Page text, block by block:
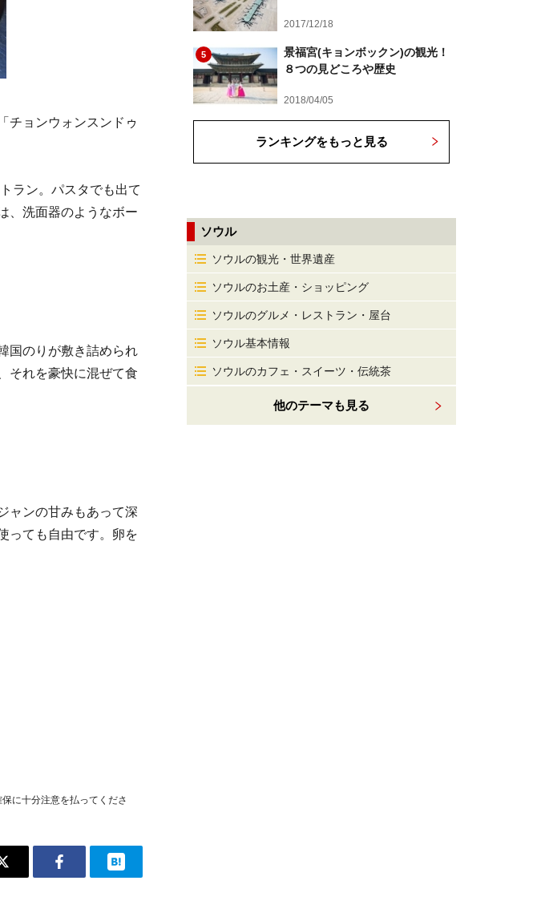
チョンウォンスンドゥ
ラン。パスタでも出て
、洗面器のようなボー
国のりが敷き詰められ
それを豪快に混ぜて食
ャンの甘みもあって深
っても自由です。卵を
に十分注意を払ってくださ
2017/12/18
5
景福宮(キョンボックン)の観光！
８つの見どころや歴史
2018/04/05
ランキングをもっと見る
ソウル
ソウルの観光・世界遺産
ソウルのお土産・ショッピング
ソウルのグルメ・レストラン・屋台
ソウル基本情報
ソウルのカフェ・スイーツ・伝統茶
他のテーマも見る